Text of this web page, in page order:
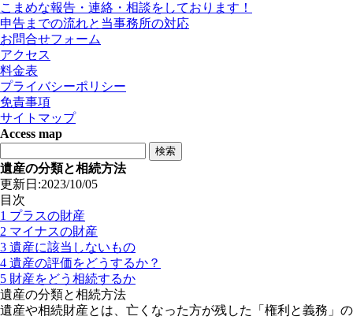
こまめな報告・連絡・相談をしております！
申告までの流れと当事務所の対応
お問合せフォーム
アクセス
料金表
プライバシーポリシー
免責事項
サイトマップ
Access map
遺産の分類と相続方法
更新日:2023/10/05
目次
1 プラスの財産
2 マイナスの財産
3 遺産に該当しないもの
4 遺産の評価をどうするか？
5 財産をどう相続するか
遺産の分類と相続方法
遺産や相続財産とは、亡くなった方が残した「権利と義務」の